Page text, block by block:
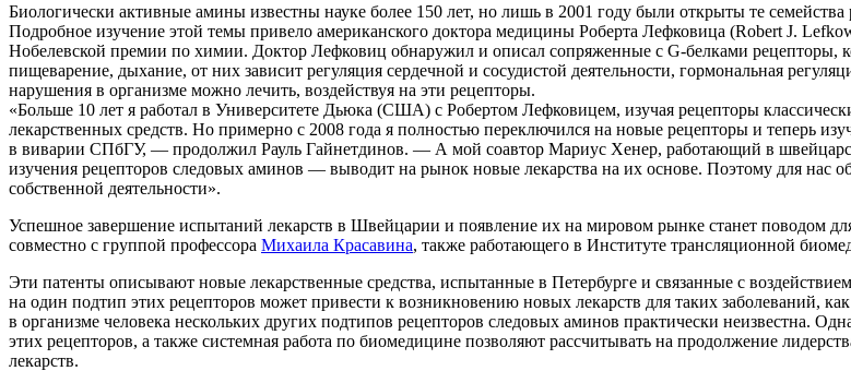
Биологически активные амины известны науке более 150 лет, но лишь в 2001 году были открыты те
Подробное изучение этой темы привело американского доктора медицины Роберта Лефковица (Robert J.
Нобелевской премии по химии. Доктор Лефковиц обнаружил и описал сопряженные с G-белками рецепторы,
пищеварение, дыхание, от них зависит регуляция сердечной и сосудистой деятельности, гормональная
нарушения в организме можно лечить, воздействуя на эти рецепторы.
«Больше 10 лет я работал в Университете Дьюка (США) с Робертом Лефковицем, изучая рецепторы
лекарственных средств. Но примерно с 2008 года я полностью переключился на новые рецепторы и теперь
в виварии СПбГУ, — продолжил Рауль Гайнетдинов. — А мой соавтор Мариус Хенер, работающий в
изучения рецепторов следовых аминов — выводит на рынок новые лекарства на их основе. Поэтому для нас
собственной деятельности».
Успешное завершение испытаний лекарств в Швейцарии и появление их на мировом рынке станет поводом
совместно с группой профессора Михаила Красавина, также работающего в Институте трансляционной
Эти патенты описывают новые лекарственные средства, испытанные в Петербурге и связанные с
на один подтип этих рецепторов может привести к возникновению новых лекарств для таких заболеваний,
в организме человека нескольких других подтипов рецепторов следовых аминов практически
этих рецепторов, а также системная работа по биомедицине позволяют рассчитывать на продолжение
лекарств.